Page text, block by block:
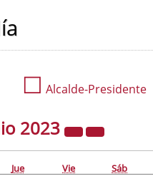
☐ Alcalde-Presidente
2023
Jue Vie Sáb